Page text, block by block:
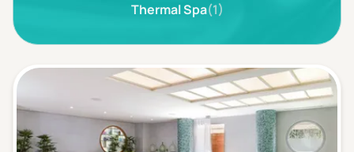
Ville
(0)
Montagne
(0)
Type de séjour
Thermal Spa(1)